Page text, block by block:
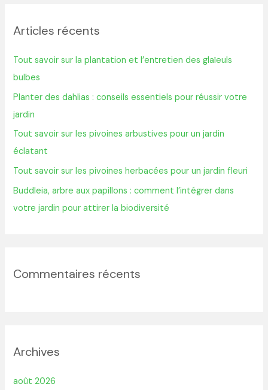
e
c
h
e
r
:
Articles récents
Tout savoir sur la plantation et l’entretien des glaïeuls
bulbes
Planter des dahlias : conseils essentiels pour réussir votre
jardin
Tout savoir sur les pivoines arbustives pour un jardin
éclatant
Tout savoir sur les pivoines herbacées pour un jardin fleuri
Buddleia, arbre aux papillons : comment l’intégrer dans
votre jardin pour attirer la biodiversité
Commentaires récents
Archives
août 2026